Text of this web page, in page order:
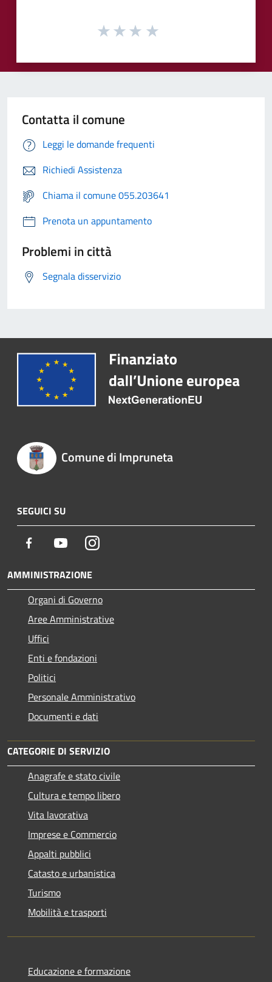
Contatta il comune
Leggi le domande frequenti
Richiedi Assistenza
Chiama il comune 055.203641
Prenota un appuntamento
Problemi in città
Segnala disservizio
Comune di Impruneta
SEGUICI SU
Facebook YoutubeInstagram
AMMINISTRAZIONE
Organi di Governo
Aree Amministrative
Uffici
Enti e fondazioni
Politici
Personale Amministrativo
Documenti e dati
CATEGORIE DI SERVIZIO
Anagrafe e stato civile
Cultura e tempo libero
Vita lavorativa
Imprese e Commercio
Appalti pubblici
Catasto e urbanistica
Turismo
Mobilità e trasporti
Educazione e formazione